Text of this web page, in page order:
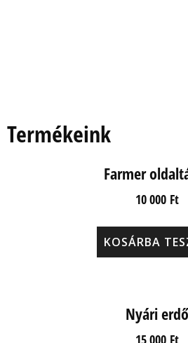
Termékeink
Farmer
10 000 Ft
KOSÁRBA
Nyári erdő
15 000 Ft